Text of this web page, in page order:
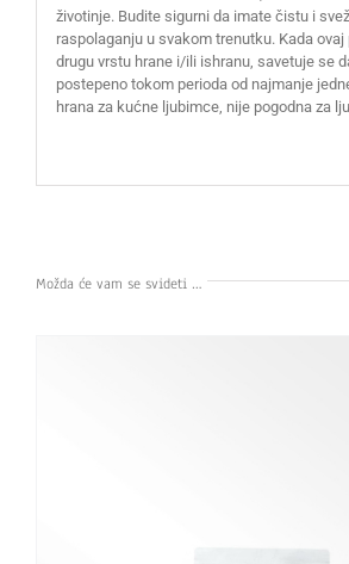
životinje. Budite sigurni da imate čistu i
raspolaganju u svakom trenutku. Kada ovaj
drugu vrstu hrane i/ili ishranu, savetuje se
postepeno tokom perioda od najmanje
hrana za kućne ljubimce, nije pogodna za
Možda će vam se svideti …